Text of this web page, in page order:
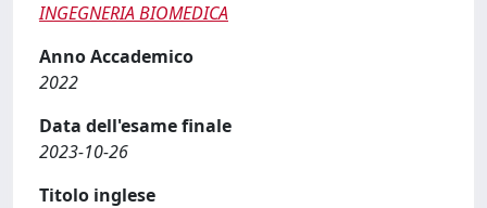
INGEGNERIA BIOMEDICA
Anno Accademico
2022
Data dell'esame finale
2023-10-26
Titolo inglese